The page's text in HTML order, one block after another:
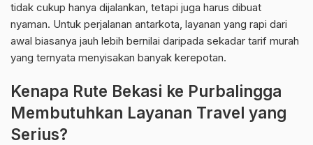
tidak cukup hanya dijalankan, tetapi juga harus dibuat
nyaman. Untuk perjalanan antarkota, layanan yang rapi dari
awal biasanya jauh lebih bernilai daripada sekadar tarif murah
yang ternyata menyisakan banyak kerepotan.
Kenapa Rute Bekasi ke Purbalingga
Membutuhkan Layanan Travel yang
Serius?